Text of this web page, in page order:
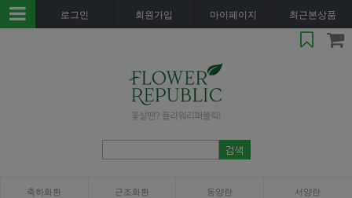
로그인 회원가입 마이페이지 최근본상품
축하화환 근조화환 동양란 서양란